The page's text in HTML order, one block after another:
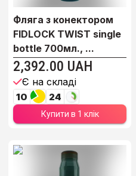
Фляга з конектором
FIDLOCK TWIST single
bottle 700мл., ...
2,392.00 UAH
Є на складі
10 24
Купити в 1 клік